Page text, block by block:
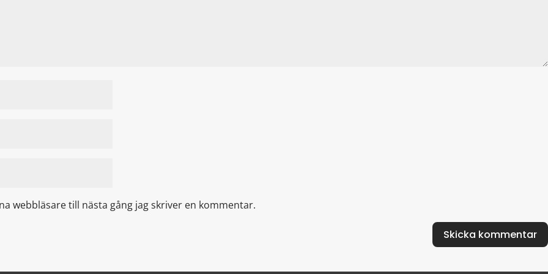
webbläsare till nästa gång jag skriver en kommentar.